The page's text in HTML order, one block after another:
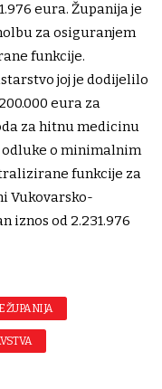
eura. Županija je
za osiguranjem
funkcije.
joj je dodijelilo
eura za
za hitnu medicinu
odluke o minimalnim
funkcije za
Vukovarsko-
iznos od 2.231.976
ŽUPANIJA